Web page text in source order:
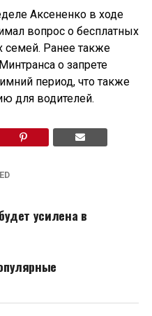
Аксененко в ходе
вопрос о бесплатных
семей. Ранее также
о запрете
период, что также
для водителей.
усилена в